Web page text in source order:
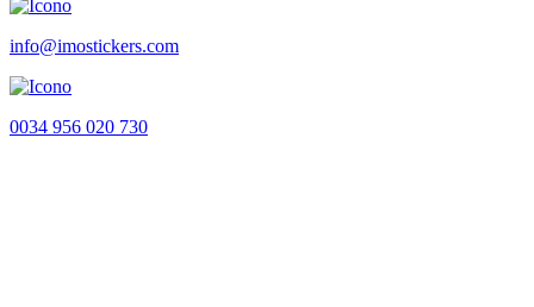
info@imostickers.com
0034 956 020 730